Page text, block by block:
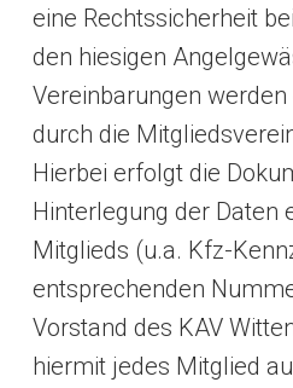
eine Rechtssicherheit
den hiesigen
Vereinbarungen
durch die
Hierbei erfolgt die
Hinterlegung der Daten
Mitglieds (u.a. Kfz-
entsprechenden
Vorstand des KAV
hiermit jedes Mitglied